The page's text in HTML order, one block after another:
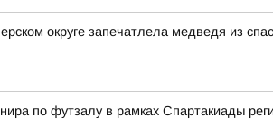
округе запечатлела медведя из
по футзалу в рамках Спартакиады